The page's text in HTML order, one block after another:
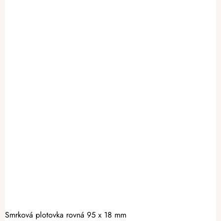
Smrková plotovka rovná 95 x 18 mm